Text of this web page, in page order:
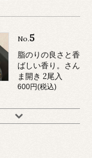
No.5
脂のりの良さと香
ばしい香り。さん
ま開き 2尾入
600円(税込)